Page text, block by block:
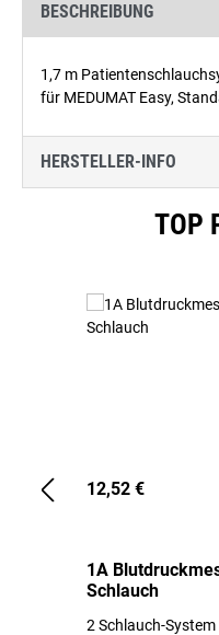
BESCHREIBUNG
1,7 m
für MEDUMAT Easy,
HERSTELLER-INFO
TOP
12,52 €
1A
Schlauch
2 Schlauch-